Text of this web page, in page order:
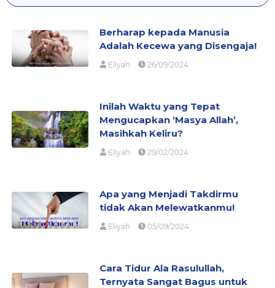
Berharap kepada Manusia
Adalah Kecewa yang Disengaja!
Eliyah 26/09/2024
Inilah Waktu yang Tepat
Mengucapkan ‘Masya Allah’,
Masihkah Keliru?
Eliyah 29/02/2024
Apa yang Menjadi Takdirmu
tidak Akan Melewatkanmu!
Eliyah 05/09/2024
Cara Tidur Ala Rasulullah,
Ternyata Sangat Bagus untuk